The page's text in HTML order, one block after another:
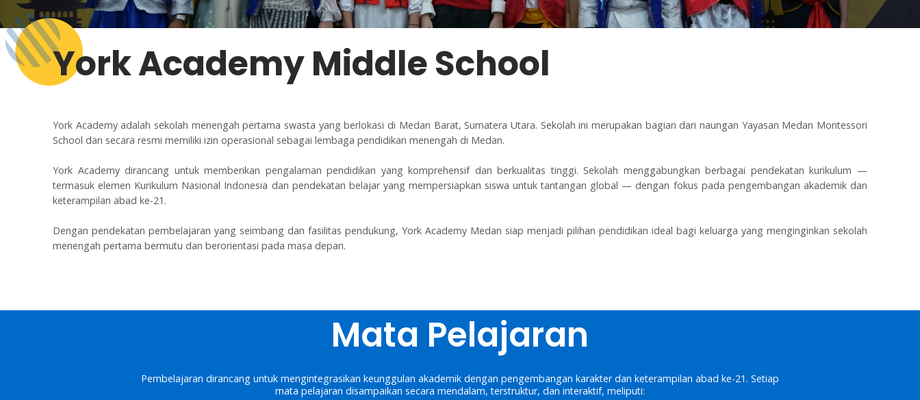
York Academy Middle School
York Academy adalah sekolah menengah pertama swasta yang berlokasi di Medan Barat, Sumatera Utara. Sekolah ini merupakan bagian dari naungan Yayasan Medan Montessori
School dan secara resmi memiliki izin operasional sebagai lembaga pendidikan menengah di Medan.
York Academy dirancang untuk memberikan pengalaman pendidikan yang komprehensif dan berkualitas tinggi. Sekolah menggabungkan berbagai pendekatan kurikulum —
termasuk elemen Kurikulum Nasional Indonesia dan pendekatan belajar yang mempersiapkan siswa untuk tantangan global — dengan fokus pada pengembangan akademik dan
keterampilan abad ke-21.
Dengan pendekatan pembelajaran yang seimbang dan fasilitas pendukung, York Academy Medan siap menjadi pilihan pendidikan ideal bagi keluarga yang menginginkan sekolah
menengah pertama bermutu dan berorientasi pada masa depan.
Mata Pelajaran
Pembelajaran dirancang untuk mengintegrasikan keunggulan akademik dengan pengembangan karakter dan keterampilan abad ke-21. Setiap
mata pelajaran disampaikan secara mendalam, terstruktur, dan interaktif, meliputi: